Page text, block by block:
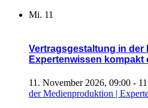
kompakt
Mi. 11
Vertragsgestaltung in der
Expertenwissen kompakt
11. November 2026, 09:00 -
der Medienproduktion |